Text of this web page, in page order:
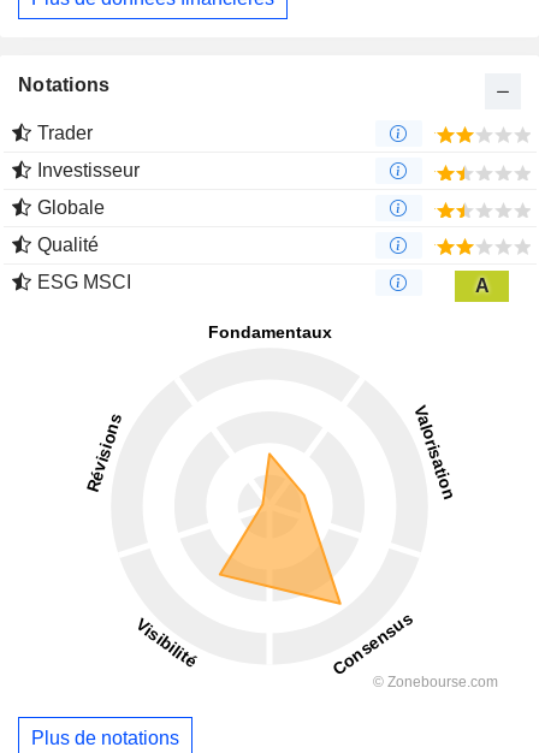
Notations
Trader
Investisseur
Globale
Qualité
ESG MSCI
A
Plus de notations